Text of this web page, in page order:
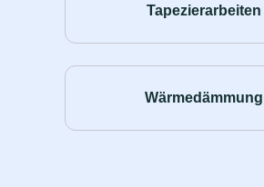
Tapezierarbeiten
Wärmedämmung